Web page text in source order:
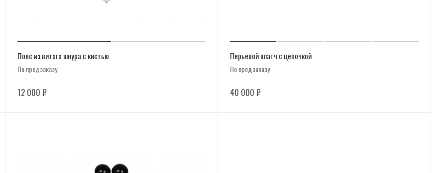
Пояс из витого шнура с кистью
По предзаказу
12 000 ₽
Перьевой клатч с цепочкой
По предзаказу
40 000 ₽